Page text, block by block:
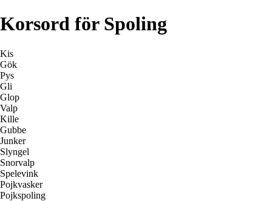
Korsord för Spoling
Kis
Gök
Pys
Gli
Glop
Valp
Kille
Gubbe
Junker
Slyngel
Snorvalp
Spelevink
Pojkvasker
Pojkspoling